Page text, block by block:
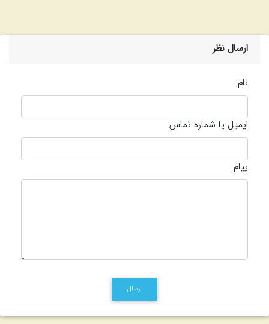
ارسال نظر
نام
ایمیل یا شماره تماس
پیام
ارسال